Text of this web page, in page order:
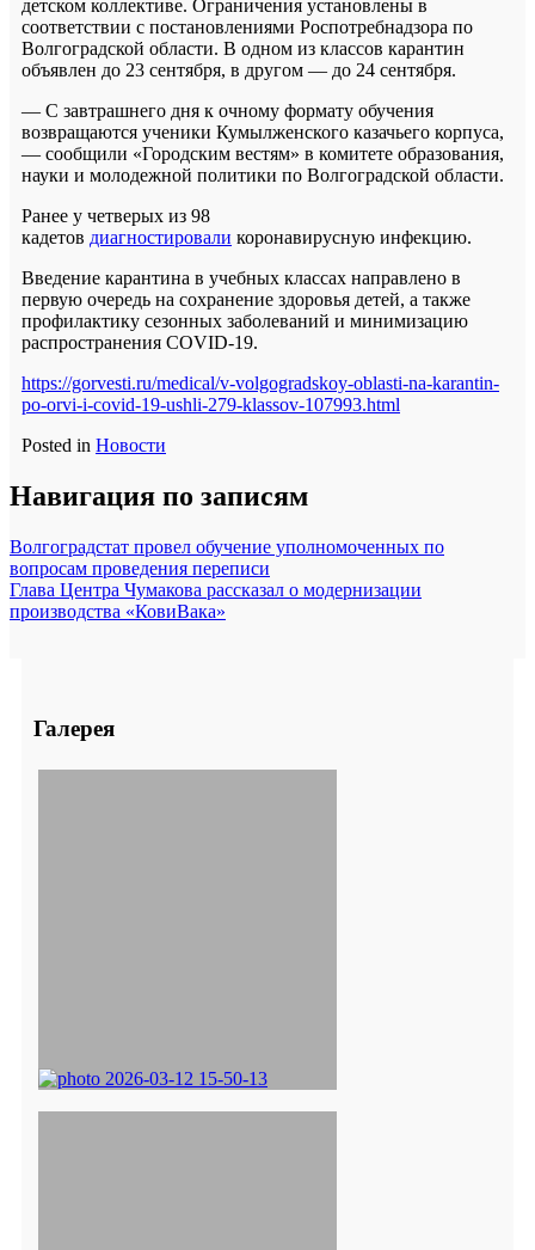
детском коллективе. Ограничения установлены в
соответствии с постановлениями Роспотребнадзора по
Волгоградской области. В одном из классов карантин
объявлен до 23 сентября, в другом — до 24 сентября.
— С завтрашнего дня к очному формату обучения
возвращаются ученики Кумылженского казачьего корпуса,
— сообщили «Городским вестям» в комитете образования,
науки и молодежной политики по Волгоградской области.
Ранее у четверых из 98
кадетов диагностировали коронавирусную инфекцию.
Введение карантина в учебных классах направлено в
первую очередь на сохранение здоровья детей, а также
профилактику сезонных заболеваний и минимизацию
распространения COVID-19.
https://gorvesti.ru/medical/v-volgogradskoy-oblasti-na-karantin-
po-orvi-i-covid-19-ushli-279-klassov-107993.html
Posted in Новости
Навигация по записям
Волгоградстат провел обучение уполномоченных по
вопросам проведения переписи
Глава Центра Чумакова рассказал о модернизации
производства «КовиВака»
Галерея